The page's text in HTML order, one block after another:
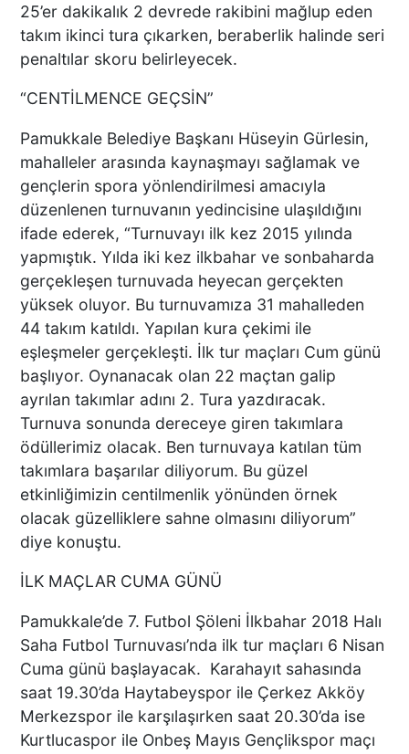
SÜRAT ÜYE VE ESNAF
ZİYARETLERİNE DEVAM
EDİYOR
Macron’lu Tanıtım Filmi
Sosyal Medyayı Salladı
DENİZLİ’DE YAĞMUR
TRAFİĞİ BU HALE GETİRDİ
DENİZLİ BAROSU VE
AVUKATLARIN
İŞYERLERİNDE ARAMA
YAPILIYOR
KEKİK ÜRETİCİLERİNİN
UMUDU ALTUNTAŞ
BAHARAT ŞENLİKTE DE
İKİ KADINA KURŞUN
YAĞDIRAN ŞÜPHELİNİN
KAÇIŞ ANLARI ORTAYA
ÇIKTI
TÜRKİYE BU SÖZLERLE
YIKILDI: "BEBEĞİME SİPER
25’er dakikalık 2 devrede rakibini mağlup eden
takım ikinci tura çıkarken, beraberlik halinde seri
penaltılar skoru belirleyecek.
“CENTİLMENCE GEÇSİN”
Pamukkale Belediye Başkanı Hüseyin Gürlesin,
mahalleler arasında kaynaşmayı sağlamak ve
gençlerin spora yönlendirilmesi amacıyla
düzenlenen turnuvanın yedincisine ulaşıldığını
ifade ederek, “Turnuvayı ilk kez 2015 yılında
yapmıştık. Yılda iki kez ilkbahar ve sonbaharda
gerçekleşen turnuvada heyecan gerçekten
yüksek oluyor. Bu turnuvamıza 31 mahalleden
44 takım katıldı. Yapılan kura çekimi ile
eşleşmeler gerçekleşti. İlk tur maçları Cum günü
başlıyor. Oynanacak olan 22 maçtan galip
ayrılan takımlar adını 2. Tura yazdıracak.
Turnuva sonunda dereceye giren takımlara
ödüllerimiz olacak. Ben turnuvaya katılan tüm
takımlara başarılar diliyorum. Bu güzel
etkinliğimizin centilmenlik yönünden örnek
olacak güzelliklere sahne olmasını diliyorum”
diye konuştu.
İLK MAÇLAR CUMA GÜNÜ
Pamukkale’de 7. Futbol Şöleni İlkbahar 2018 Halı
Saha Futbol Turnuvası’nda ilk tur maçları 6 Nisan
Cuma günü başlayacak. Karahayıt sahasında
saat 19.30’da Haytabeyspor ile Çerkez Akköy
Merkezspor ile karşılaşırken saat 20.30’da ise
Kurtlucaspor ile Onbeş Mayıs Gençlikspor maçı